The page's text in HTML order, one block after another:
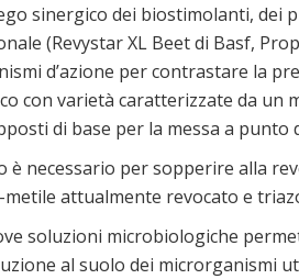
sinergico dei biostimolanti,
(Revystar XL Beet di Basf,
d’azione per contrastare la
con varietà caratterizzate da un
di base per la messa a punto
è necessario per sopperire alla
attualmente revocato e
soluzioni microbiologiche
al suolo dei microrganismi